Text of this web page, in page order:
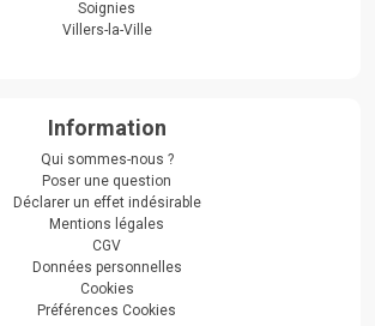
Soignies
Villers-la-Ville
Information
Qui sommes-nous ?
Poser une question
Déclarer un effet indésirable
Mentions légales
CGV
Données personnelles
Cookies
Préférences Cookies